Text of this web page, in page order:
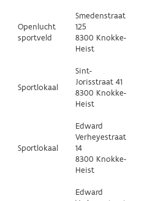
Openlucht
sportveld
Smedenstraat
125
8300 Knokke-
Heist
Sportlokaal
Sint-
Jorisstraat 41
8300 Knokke-
Heist
Sportlokaal
Edward
Verheyestraat
14
8300 Knokke-
Heist
Edward